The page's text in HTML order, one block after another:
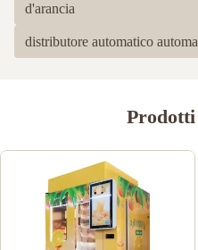
d'arancia
distributore automatico